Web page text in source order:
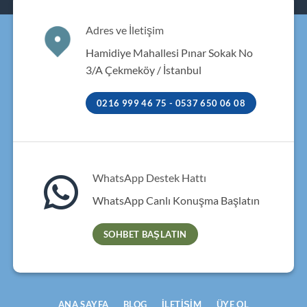
Adres ve İletişim
Hamidiye Mahallesi Pınar Sokak No
3/A Çekmeköy / İstanbul
0216 999 46 75 - 0537 650 06 08
WhatsApp Destek Hattı
WhatsApp Canlı Konuşma Başlatın
SOHBET BAŞLATIN
ANA SAYFA BLOG İLETIŞIM ÜYE OL